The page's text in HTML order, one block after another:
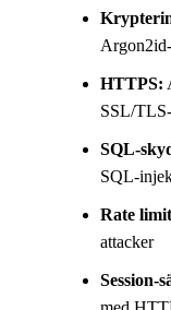
HTTPS:
SSL/
SQL-
SQL-
Rate
attacker
Session-